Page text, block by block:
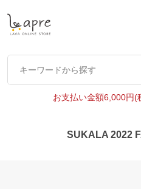
キーワードから探す
キーワードから探す
お支払い金額6,000円(
SUKALA 2022